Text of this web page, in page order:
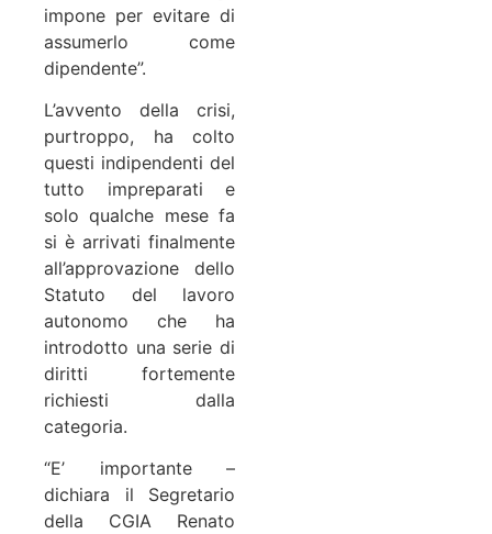
impone per evitare di
assumerlo come
dipendente”.
L’avvento della crisi,
purtroppo, ha colto
questi indipendenti del
tutto impreparati e
solo qualche mese fa
si è arrivati finalmente
all’approvazione dello
Statuto del lavoro
autonomo che ha
introdotto una serie di
diritti fortemente
richiesti dalla
categoria.
“E’ importante –
dichiara il Segretario
della CGIA Renato